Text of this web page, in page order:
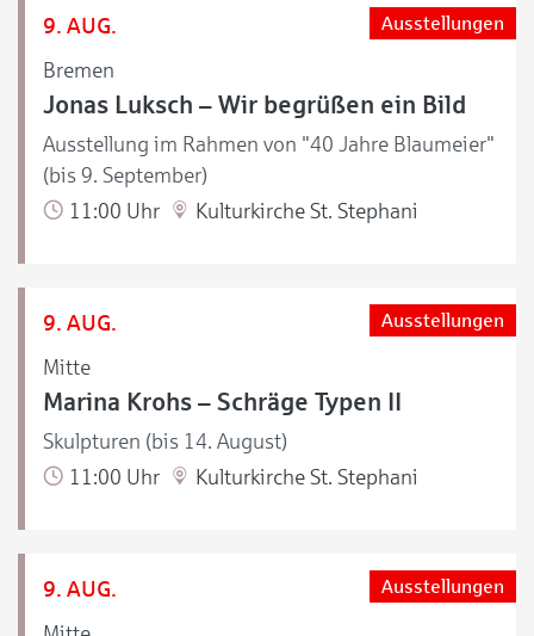
9. AUG.
Bremen
Ausstellungen
Jonas Luksch – Wir begrüßen ein Bild
Ausstellung im Rahmen von "40 Jahre Blaumeier"
(bis 9. September)
11:00 Uhr
Kulturkirche St. Stephani
9. AUG.
Mitte
Ausstellungen
Marina Krohs – Schräge Typen II
Skulpturen (bis 14. August)
11:00 Uhr
Kulturkirche St. Stephani
9. AUG. Ausstellungen